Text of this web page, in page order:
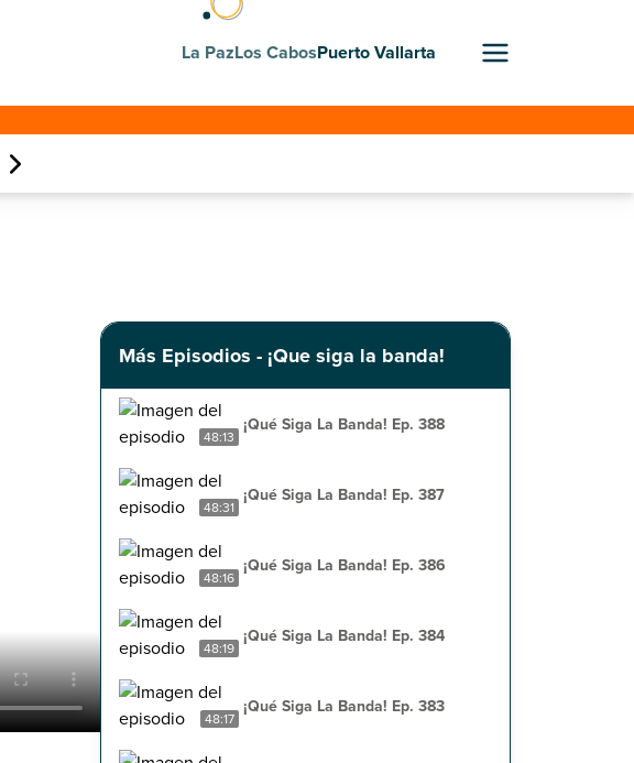
La PazLos CabosPuerto Vallarta
Más Episodios - ¡Que siga la banda!
48:13
¡Qué Siga La Banda! Ep. 388
48:31
¡Qué Siga La Banda! Ep. 387
48:16
¡Qué Siga La Banda! Ep. 386
48:19
¡Qué Siga La Banda! Ep. 384
48:17
¡Qué Siga La Banda! Ep. 383